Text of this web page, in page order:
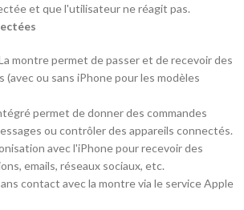
et que l'utilisateur ne réagit pas.
montre permet de passer et de recevoir des
(avec ou sans iPhone pour les modèles
permet de donner des commandes
ou contrôler des appareils connectés.
avec l'iPhone pour recevoir des
emails, réseaux sociaux, etc.
contact avec la montre via le service Apple